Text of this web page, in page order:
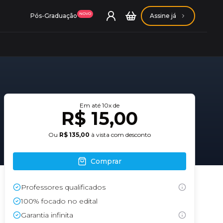
Pós-Graduação NOVO Assine já
Conheça nossas assinaturas
Conheça nossas assinaturas
Em até 10x de
R$ 15,00
Ou R$ 135,00 à vista com desconto
Comprar
Professores qualificados
100% focado no edital
Garantia infinita